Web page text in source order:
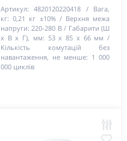
Артикул: 4820120220418
Вага,
кг: 0,21 кг ±10%
Верхня межа
напруги: 220-280 В
Габарити (Ш
х В х Г), мм: 53 х 85 х 66 мм
Кількість комутацій без
навантаження, не менше: 1 000
000 циклів